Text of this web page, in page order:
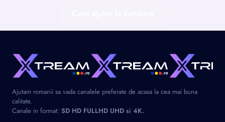
Ajutam romanii sa vada canalele preferate de acasa la cea mai buna
calitate.
Canale in format: SD HD FULLHD UHD si 4K.